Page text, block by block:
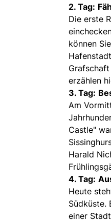
2. Tag:
Die erste
können
erzählen
3. Tag:
Am
Castle"
Harald
4. Tag:
Heute
Südküste.
einer